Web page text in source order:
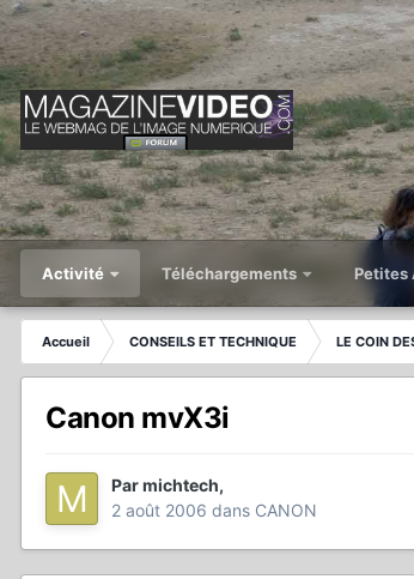
Activité Téléchargements Petites
Accueil CONSEILS ET TECHNIQUE LE COIN
Canon mvX3i
Parmichtech,
2 août 2006 dans CANON